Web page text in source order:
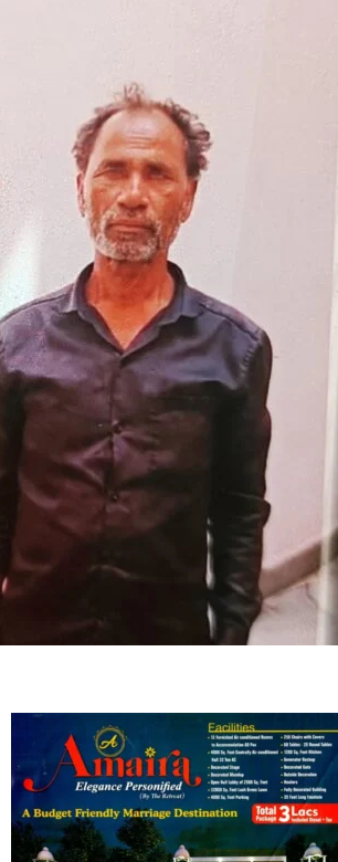
News,
Latest
News
Today